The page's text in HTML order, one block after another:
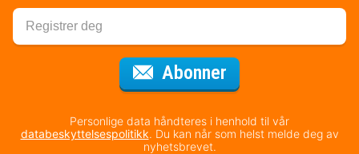
Abonner
Personlige data håndteres i henhold til vår
databeskyttelsespolitikk. Du kan når som helst melde deg av
nyhetsbrevet.